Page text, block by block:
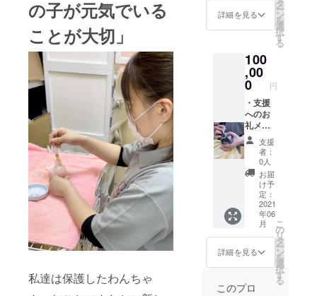
の子が元気でいる
ことが大切」
私達は保護したわんちゃ
提供するこ
とにより、
取り巻く地
域環境を整
備し、生命
を尊重し殺
処分をなく
し、人と動
物が共生で
きる豊かな
社会の実現
に寄与する
ことを目的
として、飼
育困難に
詳細を見る
タ
ー
ン
を
選
択
す
る
100
,00
0 円
・支援
へのお
礼メー
ル
支援
者：
0人
お届
け予
定：
2021
年06
月
詳細を見る
こ
の
リ
タ
ー
ン
を
選
択
す
る
このプロ